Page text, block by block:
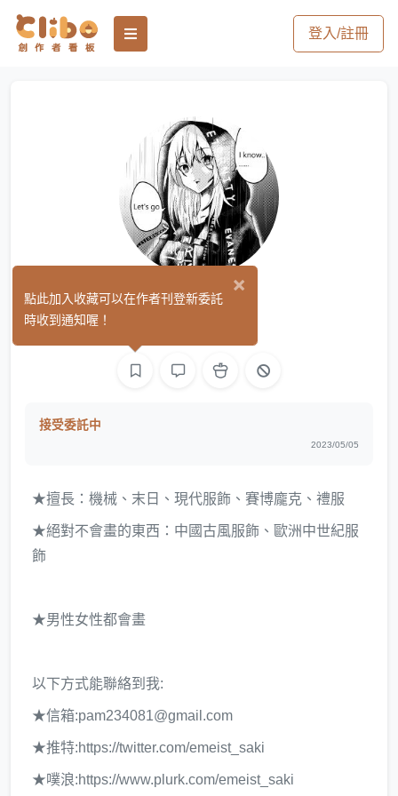
登入/註冊
saki (0)
接受委託中
2023/05/05
★擅長：機械、末日、現代服飾、賽博龐克、禮服
★絕對不會畫的東西：中國古風服飾、歐洲中世紀服
飾
★男性女性都會畫
以下方式能聯絡到我:
★信箱:pam234081@gmail.com
★推特:https://twitter.com/emeist_saki
★噗浪:https://www.plurk.com/emeist_saki
×
點此加入收藏可以在作者刊登新委託
時收到通知喔！